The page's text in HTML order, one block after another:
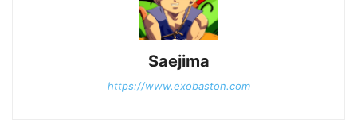
Saejima
https://www.exobaston.com